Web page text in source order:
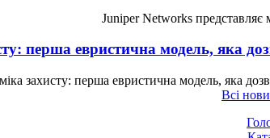
Juniper Networks
перша евристична модель, яка
захисту: перша евристична модель, яка
Всі